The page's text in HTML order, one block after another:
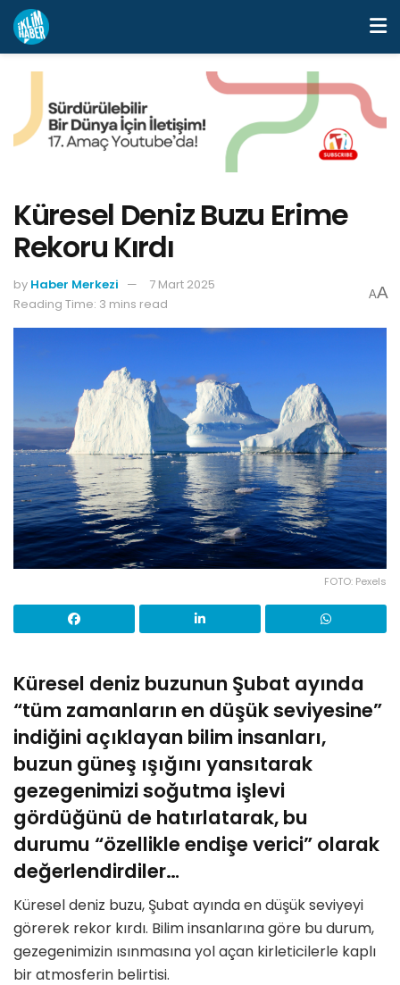
Küresel Deniz Buzu Erime
Rekoru Kırdı
by Haber Merkezi
7 Mart 2025
Reading Time: 3 mins read
AA
FOTO: Pexels
Küresel deniz buzunun Şubat ayında
“tüm zamanların en düşük seviyesine”
indiğini açıklayan bilim insanları,
buzun güneş ışığını yansıtarak
gezegenimizi soğutma işlevi
gördüğünü de hatırlatarak, bu
durumu “özellikle endişe verici” olarak
değerlendirdiler…
Küresel deniz buzu, Şubat ayında en düşük seviyeyi
görerek rekor kırdı. Bilim insanlarına göre bu durum,
gezegenimizin ısınmasına yol açan kirleticilerle kaplı
bir atmosferin belirtisi.